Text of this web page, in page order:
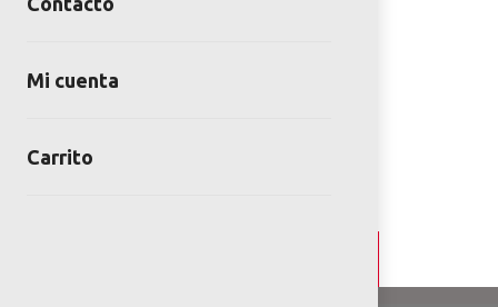
Mi cuenta
Carrito